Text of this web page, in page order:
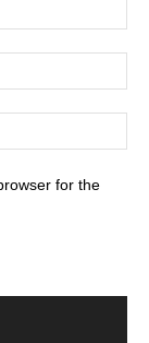
for the